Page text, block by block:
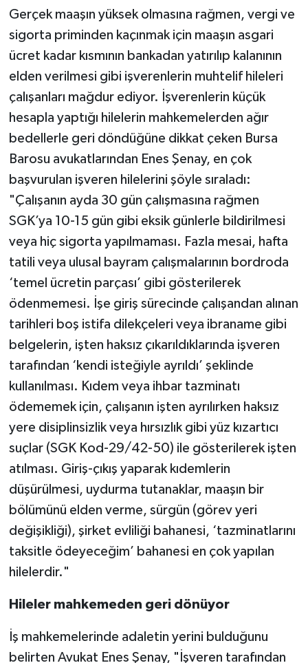
Gerçek maaşın yüksek olmasına rağmen, vergi ve
sigorta priminden kaçınmak için maaşın asgari
ücret kadar kısmının bankadan yatırılıp kalanının
elden verilmesi gibi işverenlerin muhtelif hileleri
çalışanları mağdur ediyor. İşverenlerin küçük
hesapla yaptığı hilelerin mahkemelerden ağır
bedellerle geri döndüğüne dikkat çeken Bursa
Barosu avukatlarından Enes Şenay, en çok
başvurulan işveren hilelerini şöyle sıraladı:
"Çalışanın ayda 30 gün çalışmasına rağmen
SGK’ya 10-15 gün gibi eksik günlerle bildirilmesi
veya hiç sigorta yapılmaması. Fazla mesai, hafta
tatili veya ulusal bayram çalışmalarının bordroda
‘temel ücretin parçası’ gibi gösterilerek
ödenmemesi. İşe giriş sürecinde çalışandan alınan
tarihleri boş istifa dilekçeleri veya ibraname gibi
belgelerin, işten haksız çıkarıldıklarında işveren
tarafından ‘kendi isteğiyle ayrıldı’ şeklinde
kullanılması. Kıdem veya ihbar tazminatı
ödememek için, çalışanın işten ayrılırken haksız
yere disiplinsizlik veya hırsızlık gibi yüz kızartıcı
suçlar (SGK Kod-29/42-50) ile gösterilerek işten
atılması. Giriş-çıkış yaparak kıdemlerin
düşürülmesi, uydurma tutanaklar, maaşın bir
bölümünü elden verme, sürgün (görev yeri
değişikliği), şirket evliliği bahanesi, ‘tazminatlarını
taksitle ödeyeceğim’ bahanesi en çok yapılan
hilelerdir."
Hileler mahkemeden geri dönüyor
İş mahkemelerinde adaletin yerini bulduğunu
belirten Avukat Enes Şenay, "İşveren tarafından
MAGAZİN